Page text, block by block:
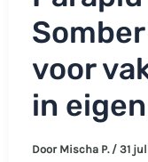
voor
in
Door Mischa P. / 31